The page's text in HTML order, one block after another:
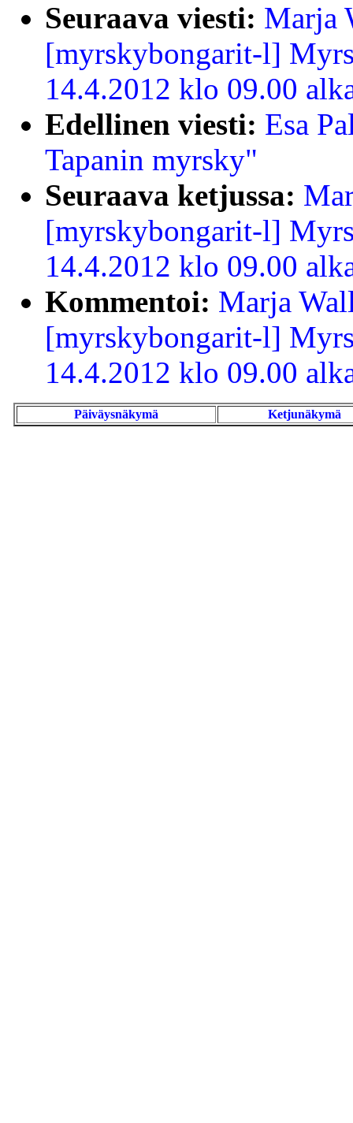
Seuraava viesti: Marja
[myrskybongarit-l]
14.4.2012 klo 09.00
Edellinen viesti: Esa
Tapanin myrsky"
Seuraava ketjussa:
[myrskybongarit-l]
14.4.2012 klo 09.00
Kommentoi: Marja
[myrskybongarit-l]
14.4.2012 klo 09.00
Päiväysnäkymä Ketjunäkymä